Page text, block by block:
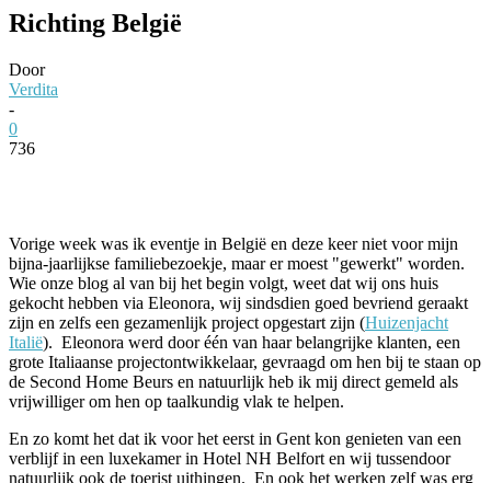
Richting België
Door
Verdita
-
0
736
Vorige week was ik eventje in België en deze keer niet voor mijn
bijna-jaarlijkse familiebezoekje, maar er moest "gewerkt" worden.
Wie onze blog al van bij het begin volgt, weet dat wij ons huis
gekocht hebben via Eleonora, wij sindsdien goed bevriend geraakt
zijn en zelfs een gezamenlijk project opgestart zijn (Huizenjacht
Italië). Eleonora werd door één van haar belangrijke klanten, een
grote Italiaanse projectontwikkelaar, gevraagd om hen bij te staan op
de Second Home Beurs en natuurlijk heb ik mij direct gemeld als
vrijwilliger om hen op taalkundig vlak te helpen.
En zo komt het dat ik voor het eerst in Gent kon genieten van een
verblijf in een luxekamer in Hotel NH Belfort en wij tussendoor
natuurlijk ook de toerist uithingen. En ook het werken zelf was erg